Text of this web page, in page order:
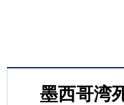
墨西哥湾